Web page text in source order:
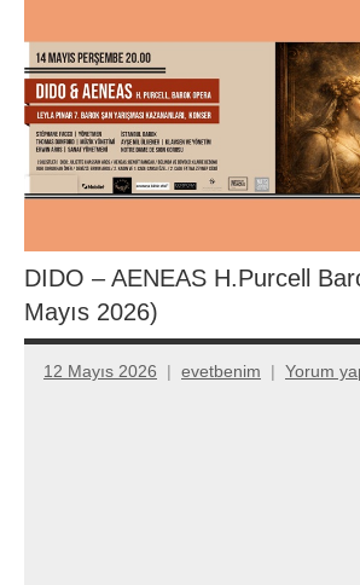
DIDO – AENEAS H.Purcell
Mayıs 2026)
12 Mayıs 2026 evetbenim Yorum